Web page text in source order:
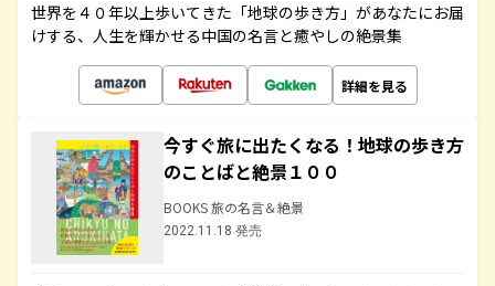
世界を４０年以上歩いてきた「地球の歩き方」があなたにお届
けする、人生を輝かせる中国の名言と癒やしの絶景集
詳細を見る
今すぐ旅に出たくなる！地球の歩き方
のことばと絶景１００
BOOKS 旅の名言＆絶景
2022.11.18 発売